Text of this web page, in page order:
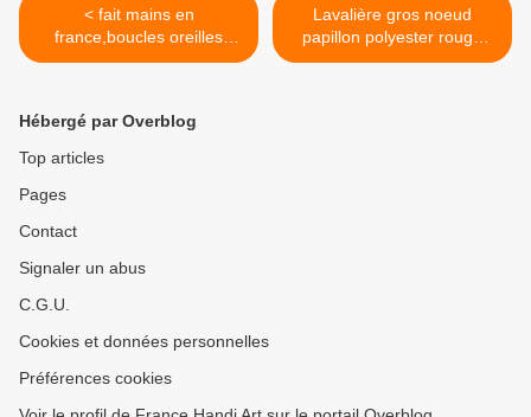
< fait mains en
france,boucles oreilles
chance,trèfle 4
crochets bronze ,gothique
boho bobo kawaï,cadeau
ethnique gemme les
perles,baroque rococo
Lavalière gros noeud
papillon polyester rouge
pois blancs,fait
Hébergé par Overblog
Top articles
Pages
Contact
Signaler un abus
C.G.U.
Cookies et données personnelles
Préférences cookies